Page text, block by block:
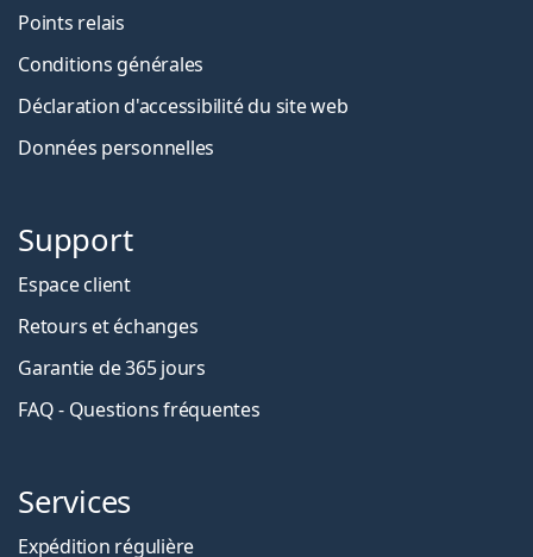
Points relais
Conditions générales
Déclaration d'accessibilité du site web
Données personnelles
Support
Espace client
Retours et échanges
Garantie de 365 jours
FAQ - Questions fréquentes
Services
Expédition régulière